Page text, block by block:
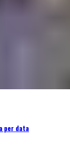
per data